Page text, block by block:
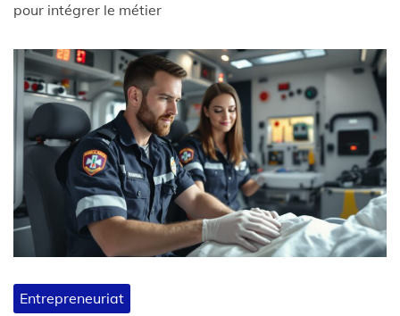
pour intégrer le métier
Entrepreneuriat